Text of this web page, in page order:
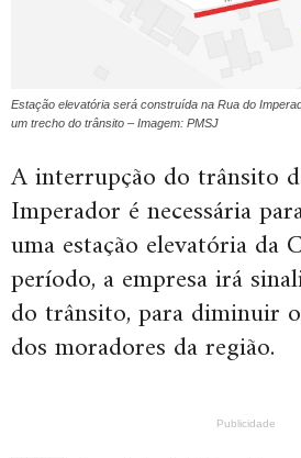
Estação elevatória será construída na Rua do
um trecho do trânsito – Imagem: PMSJ
A interrupção do trânsito
Imperador é necessária
uma estação elevatória da
período, a empresa irá
do trânsito, para diminuir
dos moradores da região.
Publicidade